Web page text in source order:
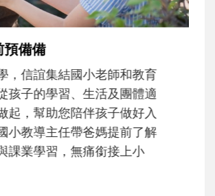
大的那個男人│讀懂父親的
擅長當爸爸！男人總是在一次
」的體驗中，跟著孩子一起長
全感的肢體遊戲，到獨立自
及解決問題的能力養成。爸爸